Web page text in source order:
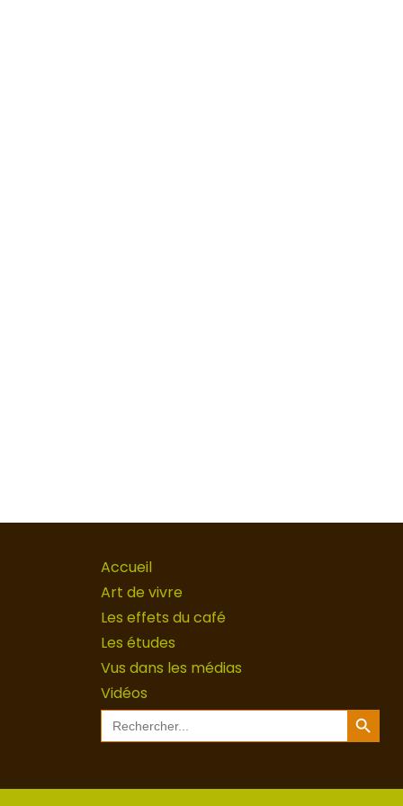
Accueil
Art de vivre
Les effets du café
Les études
Vus dans les médias
Vidéos
Search
for:
Search Button